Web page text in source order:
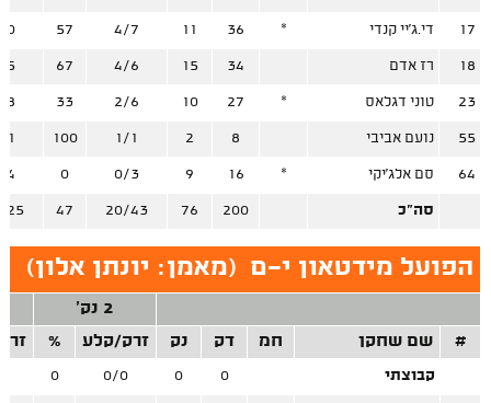
17 די.ג'יי קנדי *
36
11
4/7
57
0
18 רז אדם 34
15
4/6
67
5
23 טוני דגלאס *
27
10
2/6
33
8
55 נועם אביבי 8
2
1/1
100
1
64 סם אלג'יקי *
16
9
0/3
0
4
סה"כ 200
76
20/43
47
25
הפועל מידטאון י-ם (מאמן: יונתן אלון)
2 נק'
#
שם שחקן חמ דק נק זרק/קלע %
קבוצתי 0
0
0/0
0